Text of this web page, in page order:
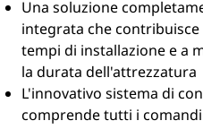
Una soluzione
integrata che
tempi di installazione e a
la durata dell'attrezzatura
L'innovativo sistema di
comprende tutti i